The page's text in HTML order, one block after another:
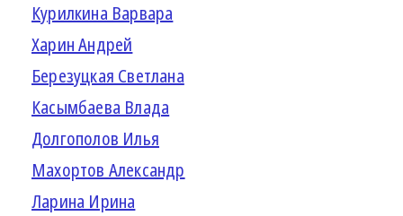
Курилкина Варвара
Харин Андрей
Березуцкая Светлана
Касымбаева Влада
Долгополов Илья
Махортов Александр
Ларина Ирина